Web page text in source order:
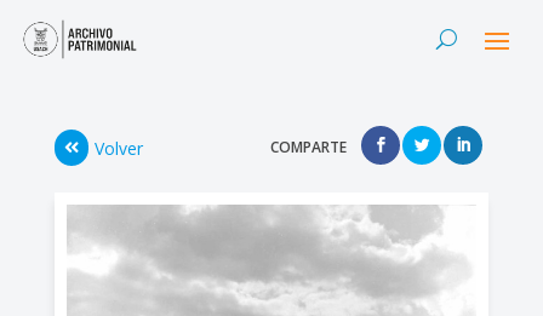
Volver COMPARTE